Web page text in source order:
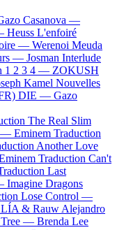
Casanova —
Heuss L'enfoiré
— Werenoi Meuda
— Josman Interlude
1 2 3 4 — ZOKUSH
Kamel Nouvelles
DIE — Gazo
The Real Slim
— Eminem Traduction
Another Love
Traduction Can't
Last
Imagine Dragons
Lose Control —
& Rauw Alejandro
Tree — Brenda Lee